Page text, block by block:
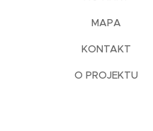
MAPA
KONTAKT
O PROJEKTU